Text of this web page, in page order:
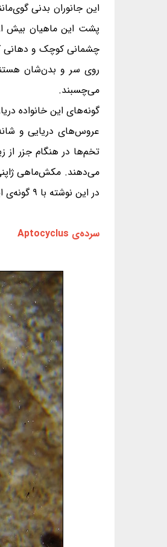
این جانوران بدنی
پشت این ماهیان بیش
چشمانی کوچک و دهانی
روی سر و بدن‌شان
می‌چسبند.
گونه‌های این خانواده
عروس‌های دریایی و
تخم‌ها در هنگام جزر از
در این نوشته با ۹ گونه‌ی این خانواده آشنا می‌شویم.
سرده‌ی Aptocyclus